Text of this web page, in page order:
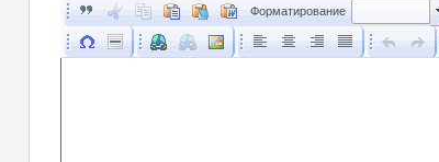
Форматирование